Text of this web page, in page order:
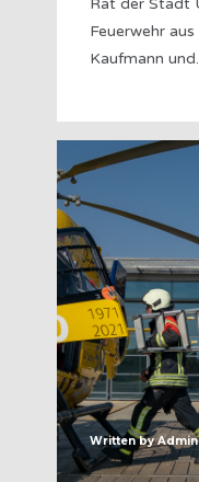
Rat der Stadt
Feuerwehr
Kaufmann und
Written byAdmin